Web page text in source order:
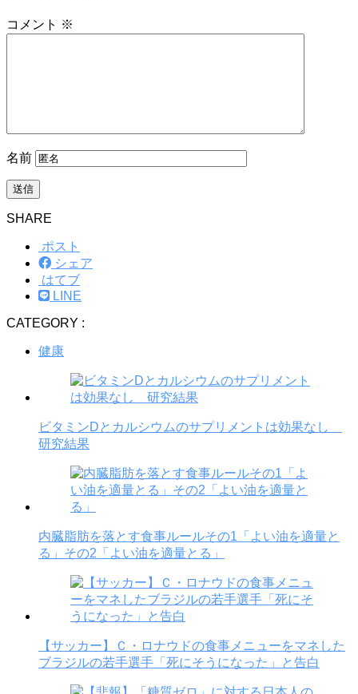
コメント ※
名前
SHARE
ポスト
シェア
はてブ
LINE
CATEGORY :
健康
ビタミンDとカルシウムのサプリメントは効果なし
研究結果
内臓脂肪を落とす食事ルールその1「よい油を適量と
る」その2「よい油を適量とる」
【サッカー】Ｃ・ロナウドの食事メニューをマネした
ブラジルの若手選手「死にそうになった」と告白